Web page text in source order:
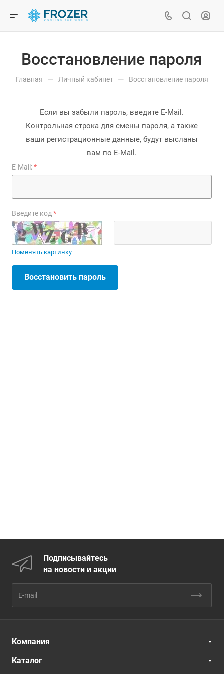
Восстановление пароля
Главная — Личный кабинет — Восстановление пароля
Если вы забыли пароль, введите E-Mail.
Контрольная строка для смены пароля, а также
ваши регистрационные данные, будут высланы
вам по E-Mail.
E-Mail:*
Введите код *
Поменять картинку
Восстановить пароль
Подписывайтесь
на новости и акции
Компания
Каталог